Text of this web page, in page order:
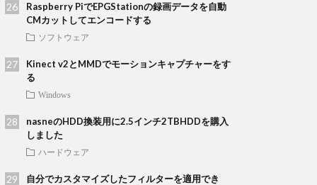
Raspberry PiでEPGStationの録画データを自動
CMカットしてエンコードする
ソフトウェア
Kinect v2とMMDでモーションキャプチャーをす
る
Windows
nasneのHDD換装用に2.5インチ2TBHDDを購入
しました
ハードウェア
自分でカスタマイズしたフィルターを適用でき